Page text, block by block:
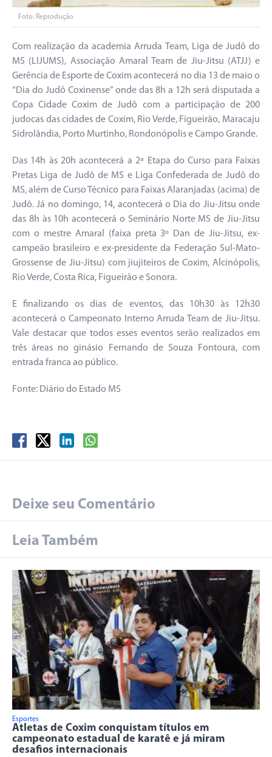
Foto: Reprodução
Com realização da academia Arruda Team, Liga de Judô do
MS (LIJUMS), Associação Amaral Team de Jiu-Jitsu (ATJJ) e
Gerência de Esporte de Coxim acontecerá no dia 13 de maio o
“Dia do Judô Coxinense” onde das 8h a 12h será disputada a
Copa Cidade Coxim de Judô com a participação de 200
judocas das cidades de Coxim, Rio Verde, Figueirão, Maracaju
Sidrolândia, Porto Murtinho, Rondonópolis e Campo Grande.
Das 14h às 20h acontecerá a 2ª Etapa do Curso para Faixas
Pretas Liga de Judô de MS e Liga Confederada de Judô do
MS, além de Curso Técnico para Faixas Alaranjadas (acima) de
Judô. Já no domingo, 14, acontecerá o Dia do Jiu-Jitsu onde
das 8h às 10h acontecerá o Seminário Norte MS de Jiu-Jitsu
com o mestre Amaral (faixa preta 3º Dan de Jiu-Jitsu, ex-
campeão brasileiro e ex-presidente da Federação Sul-Mato-
Grossense de Jiu-Jitsu) com jiujiteiros de Coxim, Alcinópolis,
Rio Verde, Costa Rica, Figueirão e Sonora.
E finalizando os dias de eventos, das 10h30 às 12h30
acontecerá o Campeonato Interno Arruda Team de Jiu-Jitsu.
Vale destacar que todos esses eventos serão realizados em
três áreas no ginásio Fernando de Souza Fontoura, com
entrada franca ao público.
Fonte: Diário do Estado MS
Deixe seu Comentário
Leia Também
Esportes
Atletas de Coxim conquistam títulos em
campeonato estadual de karatê e já miram
desafios internacionais